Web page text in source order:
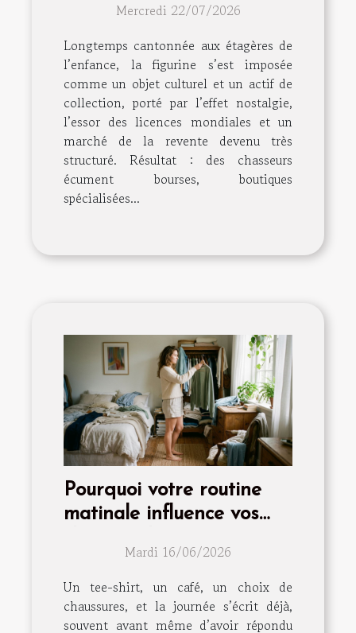
Mercredi 22/07/2026
Longtemps cantonnée aux étagères de
l’enfance, la figurine s’est imposée
comme un objet culturel et un actif de
collection, porté par l’effet nostalgie,
l’essor des licences mondiales et un
marché de la revente devenu très
structuré. Résultat : des chasseurs
écument bourses, boutiques
spécialisées...
Pourquoi votre routine
matinale influence vos
Mardi 16/06/2026
Un tee-shirt, un café, un choix de
chaussures, et la journée s’écrit déjà,
souvent avant même d’avoir répondu